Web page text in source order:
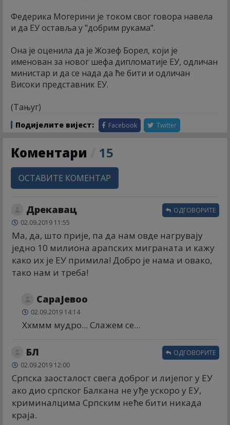
Федерика Могерини је током свог говора навела
и да ЕУ оставља у "добрим рукама".
Она је оценила да је Жозеф Борел, који је
именован за новог шефа дипломатије ЕУ, одличан
министар и да се нада да ће бити и одличан
Високи представник ЕУ.
(Тањуг)
Подијелите вијест: Facebook Twitter
Коментари 15
ОСТАВИТЕ КОМЕНТАР
Дрекавац
02.09.2019 11:55
Ма, да, што прије, па да нам овде нагрувају
једно 10 милиона арапских миграната и кажу
како их је ЕУ примила! Добро је нама и овако,
тако нам и треба!
ОДГОВОРИТЕ
СараЈевоо
02.09.2019 14:14
Ххммм мудро... Слажем се...
БЛ
02.09.2019 12:00
Српска заосталост свега доброг и лијепог у ЕУ
ако дио српског Балкана не уђе ускоро у ЕУ,
криминалцима Српским неће бити никада
краја.
ОДГОВОРИТЕ